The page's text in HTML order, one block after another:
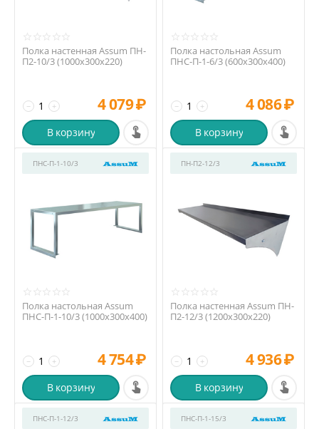
Полка настенная Assum ПН-
П2-10/3 (1000х300х220)
+
− 4 079₽
В корзину
Полка настольная Assum
ПНС-П-1-6/3 (600х300х400)
+
− 4 086₽
В корзину
ПНС-П-1-10/3
Полка настольная Assum
ПНС-П-1-10/3 (1000х300х400)
+
− 4 754₽
В корзину
ПН-П2-12/3
Полка настенная Assum ПН-
П2-12/3 (1200х300х220)
+
− 4 936₽
В корзину
ПНС-П-1-12/3 ПНС-П-1-15/3